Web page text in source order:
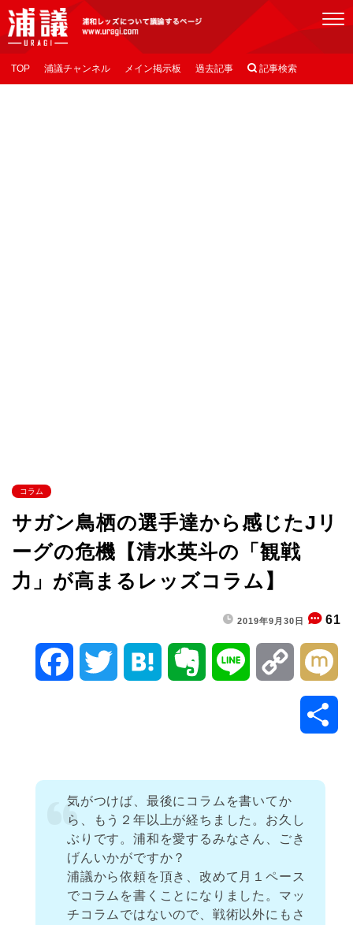
[浦議]浦和レッズについて議論するページ
TOP 浦議チャンネル メイン掲示板 過去記事  記事検索
コラム
サガン鳥栖の選手達から感じたJリ
ーグの危機【清水英斗の「観戦
力」が高まるレッズコラム】
2019年9月30日 61
b
o
o
e
n
a
o
L
気がつけば、最後にコラムを書いてか
ら、もう２年以上が経ちました。お久し
ぶりです。浦和を愛するみなさん、ごき
げんいかがですか？
浦議から依頼を頂き、改めて月１ペース
でコラムを書くことになりました。マッ
チコラムではないので、戦術以外にもさ